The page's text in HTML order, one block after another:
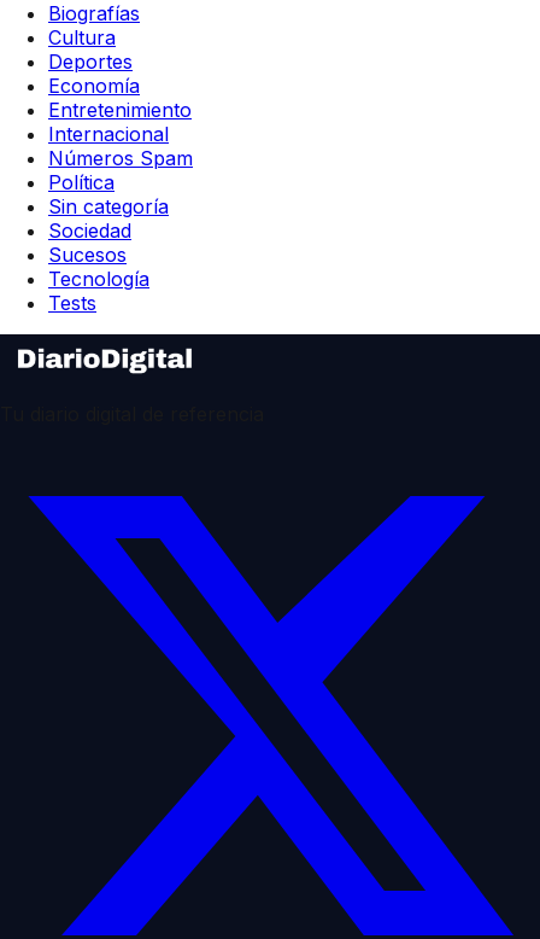
Biografías
Cultura
Deportes
Economía
Entretenimiento
Internacional
Números Spam
Política
Sin categoría
Sociedad
Sucesos
Tecnología
Tests